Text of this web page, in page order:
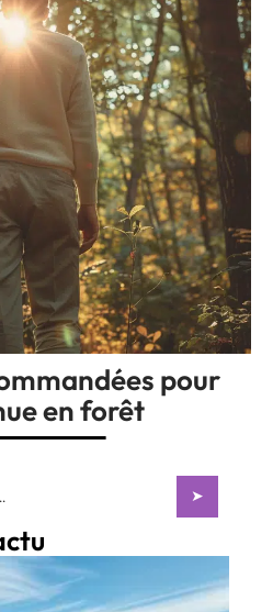
pour
en forêt